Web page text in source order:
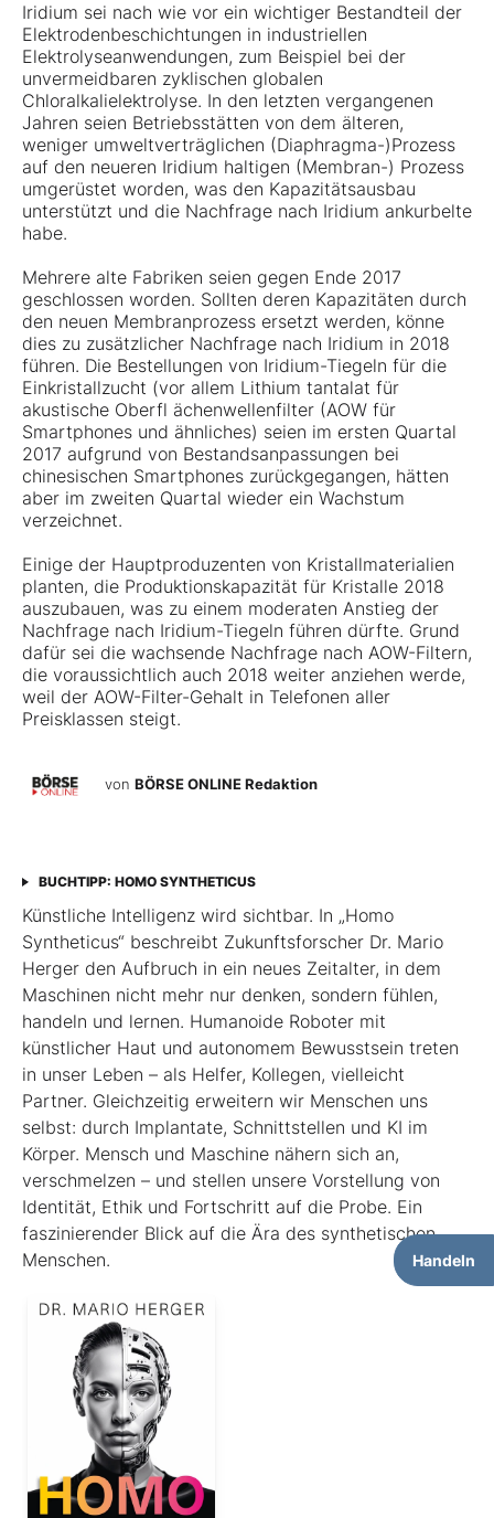
Iridium sei nach wie vor ein wichtiger Bestandteil der
Elektrodenbeschichtungen in industriellen
Elektrolyseanwendungen, zum Beispiel bei der
unvermeidbaren zyklischen globalen
Chloralkalielektrolyse. In den letzten vergangenen
Jahren seien Betriebsstätten von dem älteren,
weniger umweltverträglichen (Diaphragma-)Prozess
auf den neueren Iridium haltigen (Membran-) Prozess
umgerüstet worden, was den Kapazitätsausbau
unterstützt und die Nachfrage nach Iridium ankurbelte
habe.
Mehrere alte Fabriken seien gegen Ende 2017
geschlossen worden. Sollten deren Kapazitäten durch
den neuen Membranprozess ersetzt werden, könne
dies zu zusätzlicher Nachfrage nach Iridium in 2018
führen. Die Bestellungen von Iridium-Tiegeln für die
Einkristallzucht (vor allem Lithium tantalat für
akustische Oberfl ächenwellenfilter (AOW für
Smartphones und ähnliches) seien im ersten Quartal
2017 aufgrund von Bestandsanpassungen bei
chinesischen Smartphones zurückgegangen, hätten
aber im zweiten Quartal wieder ein Wachstum
verzeichnet.
Einige der Hauptproduzenten von Kristallmaterialien
planten, die Produktionskapazität für Kristalle 2018
auszubauen, was zu einem moderaten Anstieg der
Nachfrage nach Iridium-Tiegeln führen dürfte. Grund
dafür sei die wachsende Nachfrage nach AOW-Filtern,
die voraussichtlich auch 2018 weiter anziehen werde,
weil der AOW-Filter-Gehalt in Telefonen aller
Preisklassen steigt.
von BÖRSE ONLINE Redaktion
BUCHTIPP: HOMO SYNTHETICUS
Künstliche Intelligenz wird sichtbar. In „Homo
Syntheticus“ beschreibt Zukunftsforscher Dr. Mario
Herger den Aufbruch in ein neues Zeitalter, in dem
Maschinen nicht mehr nur denken, sondern fühlen,
handeln und lernen. Humanoide Roboter mit
künstlicher Haut und autonomem Bewusstsein treten
in unser Leben – als Helfer, Kollegen, vielleicht
Partner. Gleichzeitig erweitern wir Menschen uns
selbst: durch Implantate, Schnittstellen und KI im
Körper. Mensch und Maschine nähern sich an,
verschmelzen – und stellen unsere Vorstellung von
Identität, Ethik und Fortschritt auf die Probe. Ein
faszinierender Blick auf die Ära des synthetischen
Menschen.
Handeln